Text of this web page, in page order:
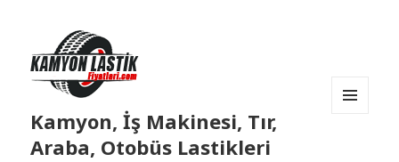
Kamyon, İş Makinesi, Tır,
Araba, Otobüs Lastikleri